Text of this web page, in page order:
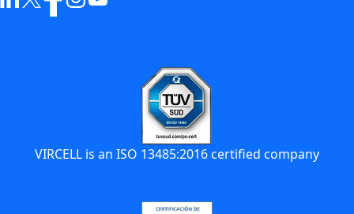
VIRCELL is an ISO 13485:2016 certified company